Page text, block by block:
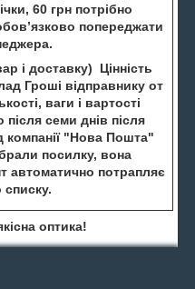
60 грн потрібно
попереджати
і доставку) Цінність
Гроші відправнику от
ваги і вартості
семи днів після
компанії "Нова Пошта"
посилку, вона
автоматично потрапляє
оптика!